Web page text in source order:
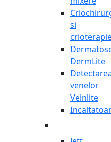
si
DermLite
venelor
Veinlite